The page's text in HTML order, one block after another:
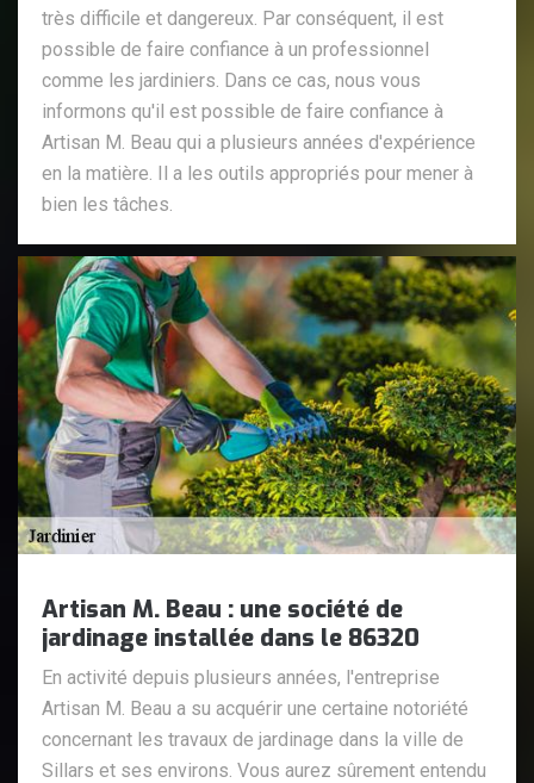
très difficile et dangereux. Par conséquent, il est
possible de faire confiance à un professionnel
comme les jardiniers. Dans ce cas, nous vous
informons qu'il est possible de faire confiance à
Artisan M. Beau qui a plusieurs années d'expérience
en la matière. Il a les outils appropriés pour mener à
bien les tâches.
Artisan M. Beau : une société de
jardinage installée dans le 86320
En activité depuis plusieurs années, l'entreprise
Artisan M. Beau a su acquérir une certaine notoriété
concernant les travaux de jardinage dans la ville de
Sillars et ses environs. Vous aurez sûrement entendu